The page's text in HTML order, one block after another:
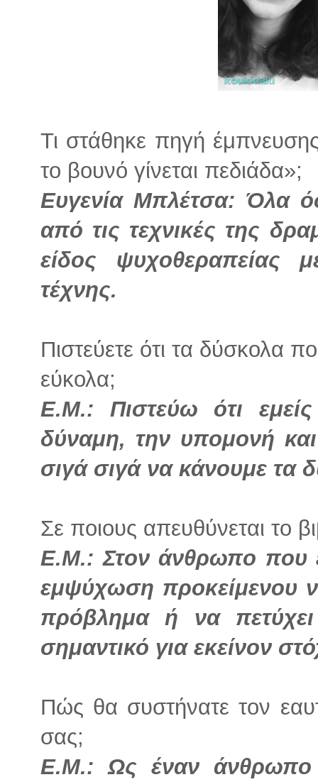
Τι στάθηκε πηγή
το βουνό γίνεται πεδιάδα»;
Ευγενία Μπλέτσα: Όλα
από τις τεχνικές της
είδος ψυχοθεραπείας
τέχνης.
Πιστεύετε ότι τα δύσκολα
εύκολα;
Ε.Μ.: Πιστεύω ότι
δύναμη, την υπομονή
σιγά σιγά να κάνουμε τα
Σε ποιους απευθύνεται το
Ε.Μ.: Στον άνθρωπο που
εμψύχωση προκείμενου
πρόβλημα ή να
σημαντικό για εκείνον
Πώς θα συστήνατε τον
σας;
Ε.Μ.: Ως έναν άνθρωπο